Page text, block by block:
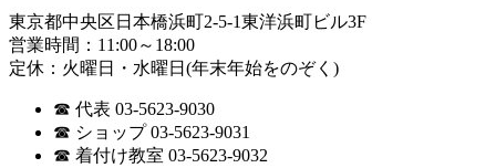
東京都中央区日本橋浜町2-5-1東洋浜町ビル3F
営業時間：11:00～18:00
定休：火曜日・水曜日(年末年始をのぞく)
☎ 代表 03-5623-9030
☎ ショップ 03-5623-9031
☎ 着付け教室 03-5623-9032